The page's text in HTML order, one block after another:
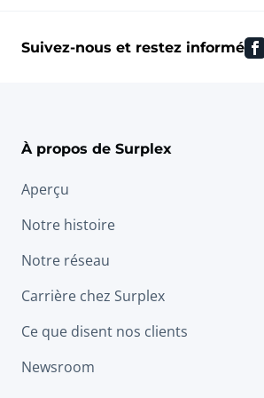
Suivez-nous et restez informé
À propos de Surplex
Aperçu
Notre histoire
Notre réseau
Carrière chez Surplex
Ce que disent nos clients
Newsroom